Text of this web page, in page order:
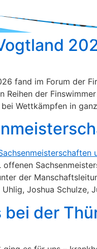
fand im Forum der
Reihen der
bei Wettkämpfen in
offenen
der
Uhlig, Joshua
bei der